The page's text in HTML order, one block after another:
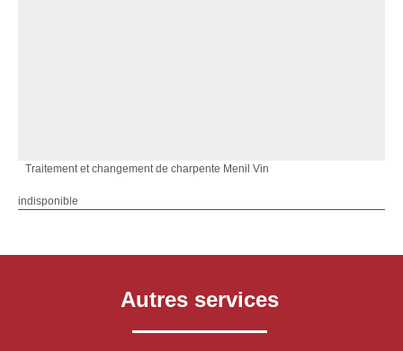
Traitement et changement de charpente Menil Vin
indisponible
Autres services